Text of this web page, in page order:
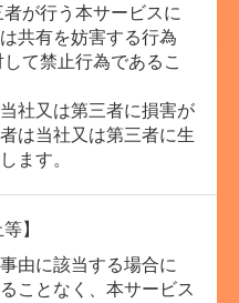
が行う本サービスに
共有を妨害する行為
て禁止行為であるこ
社又は第三者に損害が
は当社又は第三者に生
ます。
】
由に該当する場合に
ことなく、本サービス